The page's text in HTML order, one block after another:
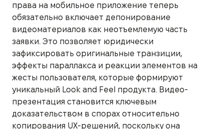
права на мобильное приложение теперь
обязательно включает депонирование
видеоматериалов как неотъемлемую часть
заявки. Это позволяет юридически
зафиксировать оригинальные транзиции,
эффекты параллакса и реакции элементов на
жесты пользователя, которые формируют
уникальный Look and Feel продукта. Видео-
презентация становится ключевым
доказательством в спорах относительно
копирования UX-решений, поскольку она